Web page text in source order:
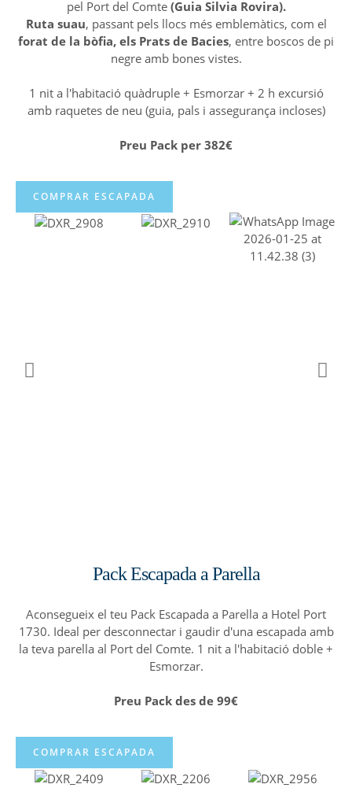
pel Port del Comte (Guia Silvia Rovira).
Ruta suau, passant pels llocs més emblemàtics, com el
forat de la bòfia, els Prats de Bacies, entre boscos de pi
negre amb bones vistes.
1 nit a l'habitació quàdruple + Esmorzar + 2 h excursió
amb raquetes de neu (guia, pals i assegurança incloses)
Preu Pack per 382€
COMPRAR ESCAPADA
Pack Escapada a Parella
Aconsegueix el teu Pack Escapada a Parella a Hotel Port
1730. Ideal per desconnectar i gaudir d'una escapada amb
la teva parella al Port del Comte. 1 nit a l'habitació doble +
Esmorzar.
Preu Pack des de 99€
COMPRAR ESCAPADA